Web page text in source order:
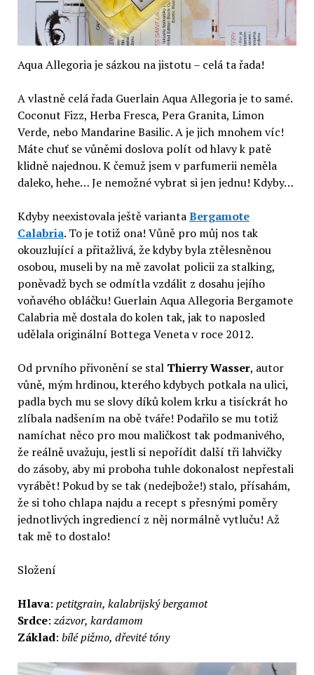
Aqua Allegoria je sázkou na jistotu – celá ta řada!
A vlastně celá řada Guerlain Aqua Allegoria je to samé.
Coconut Fizz, Herba Fresca, Pera Granita, Limon
Verde, nebo Mandarine Basilic. A je jich mnohem víc!
Máte chuť se vůněmi doslova polít od hlavy k patě
klidně najednou. K čemuž jsem v parfumerii neměla
daleko, hehe… Je nemožné vybrat si jen jednu! Kdyby…
Kdyby neexistovala ještě variantaBergamote
Calabria. To je totiž ona! Vůně pro můj nos tak
okouzlující a přitažlivá, že kdyby byla ztělesněnou
osobou, museli by na mě zavolat policii za stalking,
poněvadž bych se odmítla vzdálit z dosahu jejího
voňavého obláčku! Guerlain Aqua Allegoria Bergamote
Calabria mě dostala do kolen tak, jak to naposled
udělala originální Bottega Veneta v roce 2012.
Od prvního přivonění se stal Thierry Wasser, autor
vůně, mým hrdinou, kterého kdybych potkala na ulici,
padla bych mu se slovy díků kolem krku a tisíckrát ho
zlíbala nadšením na obě tváře! Podařilo se mu totiž
namíchat něco pro mou maličkost tak podmanivého,
že reálně uvažuju, jestli si nepořídit další tři lahvičky
do zásoby, aby mi proboha tuhle dokonalost nepřestali
vyrábět! Pokud by se tak (nedejbože!) stalo, přísahám,
že si toho chlapa najdu a recept s přesnými poměry
jednotlivých ingrediencí z něj normálně vytluču! Až
tak mě to dostalo!
Složení
Hlava: petitgrain, kalabrijský bergamot
Srdce:zázvor, kardamom
Základ: bílé pižmo, dřevité tóny